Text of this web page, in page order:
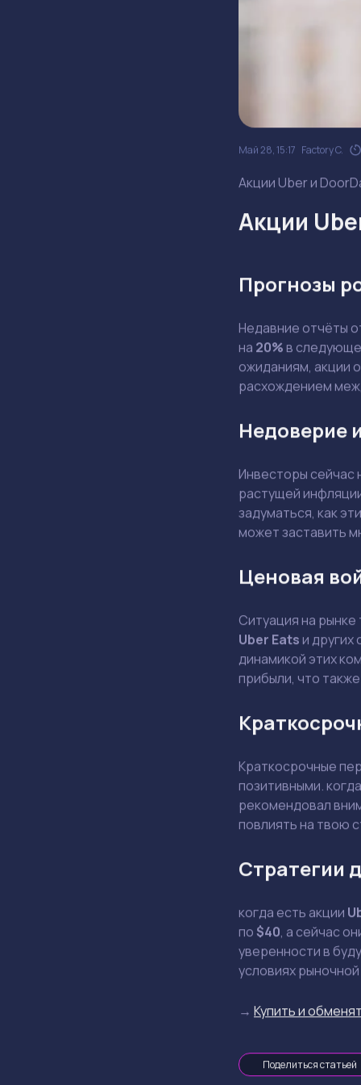
Май 28, 15:17 Factory C.
Акции Uber и
Акции
Прогнозы
Недавние отчёты
на 20%в
ожиданиям, акции
расхождением
Недоверие
Инвесторы сейчас
растущей
задуматься, как
может заставить
Ценовая
Ситуация на
Uber Eatsи
динамикой этих
прибыли, что
Краткосрочные
позитивными.
рекомендовал
повлиять на твою
Стратегии
когда есть акции
по$40 , а сейчас
уверенности в
условиях
→ Купить и
Поделиться статьей